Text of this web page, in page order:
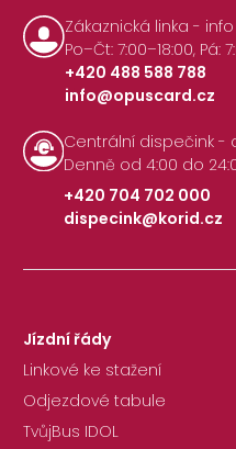
Zákaznická linka - info
Po–Čt: 7:00–18:00, Pá:
+420 488 588 788
|
info@opuscard.cz
Centrální dispečink -
Denně od 4:00 do
+420 704 702 000
|
dispecink@korid.cz
Jízdní řády
Linkové ke stažení
Odjezdové tabule
TvůjBus IDOL